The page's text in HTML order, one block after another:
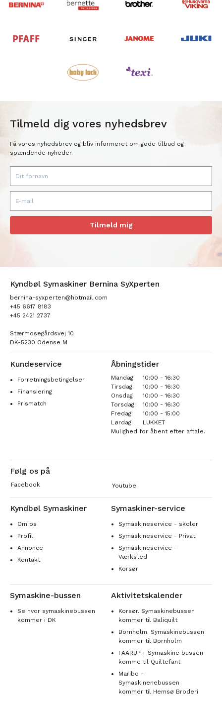
Tilmeld dig vores nyhedsbrev
Få vores nyhedsbrev og bliv informeret om gode tilbud og
spændende nyheder.
Tilmeld mig
Kyndbøl Symaskiner Bernina SyXperten
bernina-syxperten@hotmail.com
+45 6617 8183
+45 2421 2737
Stærmosegårdsvej 10
DK-5230 Odense M
Kundeservice
Forretningsbetingelser
Finansiering
Prismatch
Åbningstider
Mandag
10:00 - 16:30
Tirsdag
10:00 - 16:30
Onsdag
10:00 - 16:30
Torsdag:
10:00 - 16:30
Fredag:
10:00 - 15:00
Lørdag:
LUKKET
Mulighed for åbent efter aftale.
Følg os på
Facebook Youtube
Kyndbøl Symaskiner
Om os
Profil
Annonce
Kontakt
Symaskiner-service
Symaskineservice - skoler
Symaskineservice - Privat
Symaskineservice -
Værksted
Korsør
Symaskine-bussen
Se hvor symaskinebussen
kommer i DK
Aktivitetskalender
Korsør. Symaskinebussen
kommer til Baliquilt
Bornholm. Symaskinebussen
kommer til Bornholm
FAARUP - Symaskine bussen
komme til Quiltefant
Maribo -
Symaskinenebussen
kommer til Hemsø Broderi